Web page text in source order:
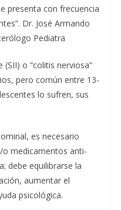
presenta con frecuencia
Dr. José Armando
Pediatra
o “colitis nerviosa”
pero común entre 13-
lo sufren, sus
es necesario
medicamentos anti-
debe equilibrarse la
aumentar el
psicológica.